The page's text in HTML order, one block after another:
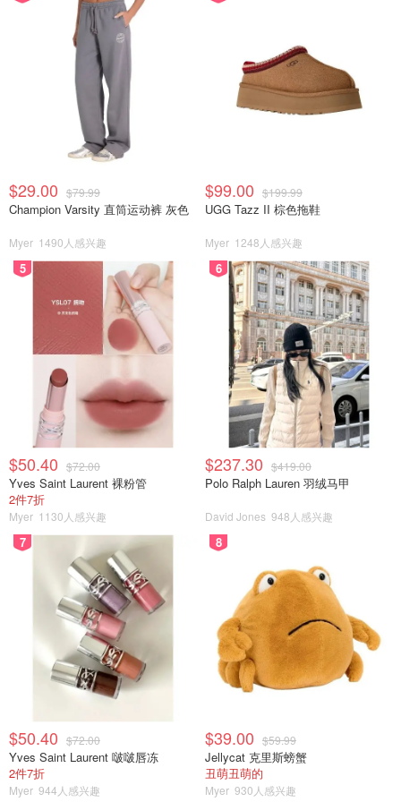
$29.00 $79.99
Champion Varsity 直筒运动裤 灰色
Myer 1490人感兴趣
$99.00 $199.99
UGG Tazz II 棕色拖鞋
Myer 1248人感兴趣
5
$50.40 $72.00
Yves Saint Laurent 裸粉管
2件7折
Myer 1130人感兴趣
6
$237.30 $419.00
Polo Ralph Lauren 羽绒马甲
David Jones 948人感兴趣
7
$50.40 $72.00
Yves Saint Laurent 啵啵唇冻
2件7折
Myer 944人感兴趣
8
$39.00 $59.99
Jellycat 克里斯螃蟹
丑萌丑萌的
Myer 930人感兴趣